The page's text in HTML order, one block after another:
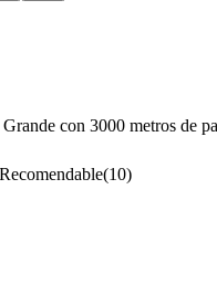
con 3000 metros de
Recomendable(10)